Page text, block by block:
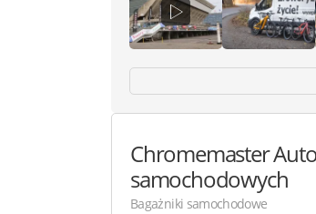
Chromemaster
samochodowych
Bagażniki samochodowe